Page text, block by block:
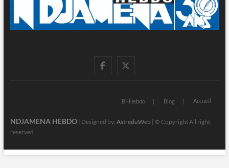
facebook
BI-Hebdo Blog Accueil
NDJAMENA HEBDO| Designed by: AstreduWeb | © Copyright All right
reserved